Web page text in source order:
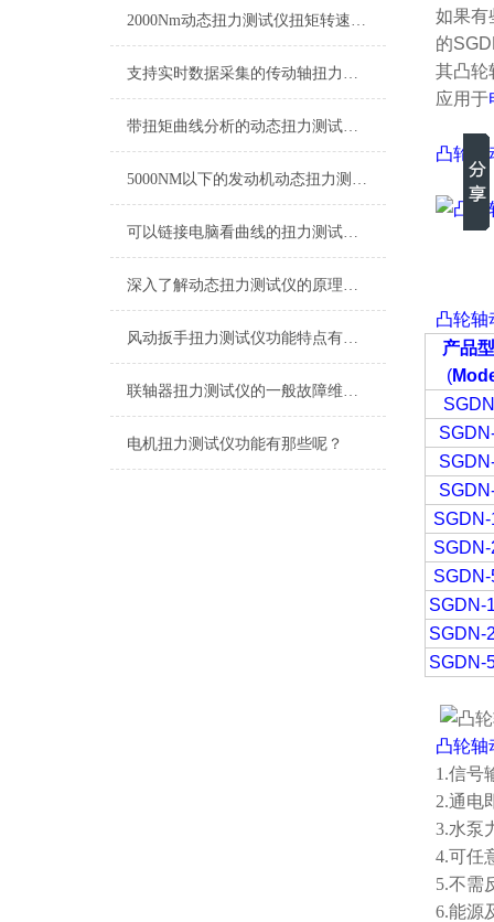
2000Nm动态扭力测试仪扭矩转速同步测量
支持实时数据采集的传动轴扭力测试仪,动态扭矩测试仪传动轴专用
带扭矩曲线分析的动态扭力测试仪 实时传输动态扭力检测仪厂家
5000NM以下的发动机动态扭力测试仪 发动机扭力转速功率测量仪带数据记录
可以链接电脑看曲线的扭力测试仪,可以直观的看数据的测电机扭力测试仪
深入了解动态扭力测试仪的原理与应用
风动扳手扭力测试仪功能特点有哪些？
联轴器扭力测试仪的一般故障维修与处理
电机扭力测试仪功能有那些呢？
如果有
的
其凸轮
应用于
凸轮轴
凸轮轴
产品
(
SGDN-
SGDN-
SGDN-
凸轮轴
1.信号
2.通电
3.水泵
4.可任
5.不需
6.能源